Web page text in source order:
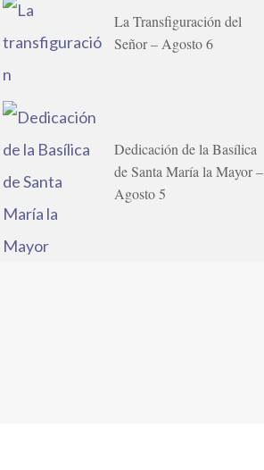
La Transfiguración del
Señor – Agosto 6
Dedicación de la Basílica
de Santa María la Mayor –
Agosto 5